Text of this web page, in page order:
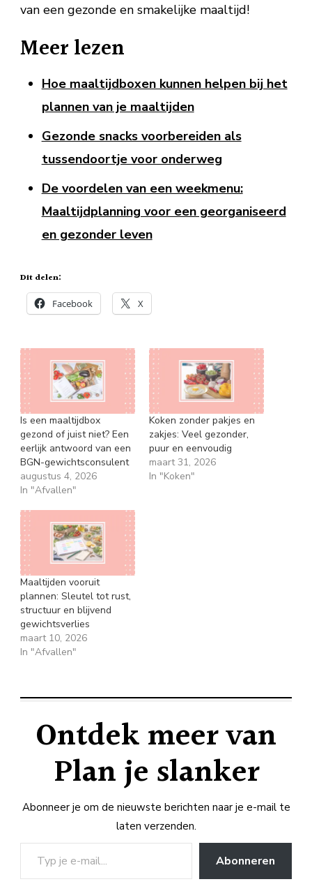
van een gezonde en smakelijke maaltijd!
Meer lezen
Hoe maaltijdboxen kunnen helpen bij het
plannen van je maaltijden
Gezonde snacks voorbereiden als
tussendoortje voor onderweg
De voordelen van een weekmenu:
Maaltijdplanning voor een georganiseerd
en gezonder leven
Dit delen:
Facebook X
Is een maaltijdbox
gezond of juist niet? Een
eerlijk antwoord van een
BGN-gewichtsconsulent
augustus 4, 2026
In "Afvallen"
Koken zonder pakjes en
zakjes: Veel gezonder,
puur en eenvoudig
maart 31, 2026
In "Koken"
Maaltijden vooruit
plannen: Sleutel tot rust,
structuur en blijvend
gewichtsverlies
maart 10, 2026
In "Afvallen"
Ontdek meer van
Plan je slanker
Abonneer je om de nieuwste berichten naar je e-mail te
laten verzenden.
Typ je e-mail...
Abonneren